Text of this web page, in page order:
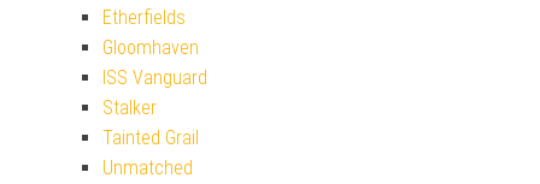
Etherfields
Gloomhaven
ISS Vanguard
Stalker
Tainted Grail
Unmatched